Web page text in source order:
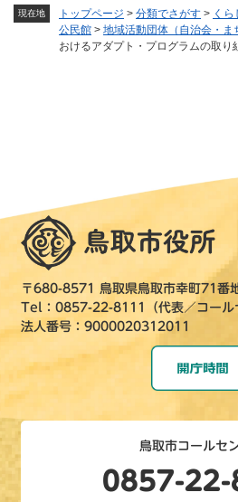
現在地 トップページ > 分類でさがす > くら
公民館 > 地域活動団体（自治会・ま
おけるアダプト・プログラムの取り
〒680-8571 鳥取県鳥取市幸町71番
Tel：0857-22-8111（代表／コール
法人番号：9000020312011
鳥取市コールセ
0857-22-